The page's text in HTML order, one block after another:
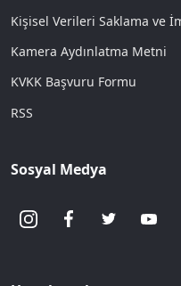
Kişisel Verileri Saklama ve
Kamera Aydınlatma Metni
KVKK Başvuru Formu
RSS
Sosyal Medya